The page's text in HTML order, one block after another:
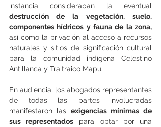
destrucción de la vegetación, suelo,
así como la privación al acceso a recursos
naturales y sitios de significación cultural
para la comunidad indígena Celestino
Antillanca y Traitraico Mapu.
En audiencia, los abogados representantes
de todas las partes involucradas
manifestaron las exigencias mínimas de
sus representados para optar por una